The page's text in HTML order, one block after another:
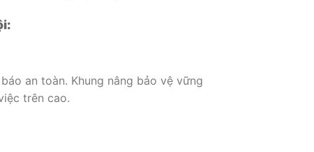
an toàn. Khung nâng bảo vệ vững
trên cao.